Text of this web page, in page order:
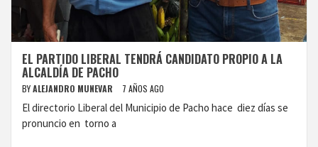
EL PARTIDO LIBERAL TENDRÁ CANDIDATO PROPIO A LA
ALCALDÍA DE PACHO
BYALEJANDRO MUNEVAR 7 AÑOS AGO
El directorio Liberal del Municipio de Pacho hace diez días se
pronuncio en torno a